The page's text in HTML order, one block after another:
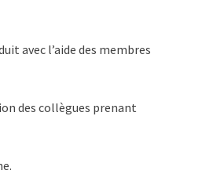
avec l’aide des membres
des collègues prenant